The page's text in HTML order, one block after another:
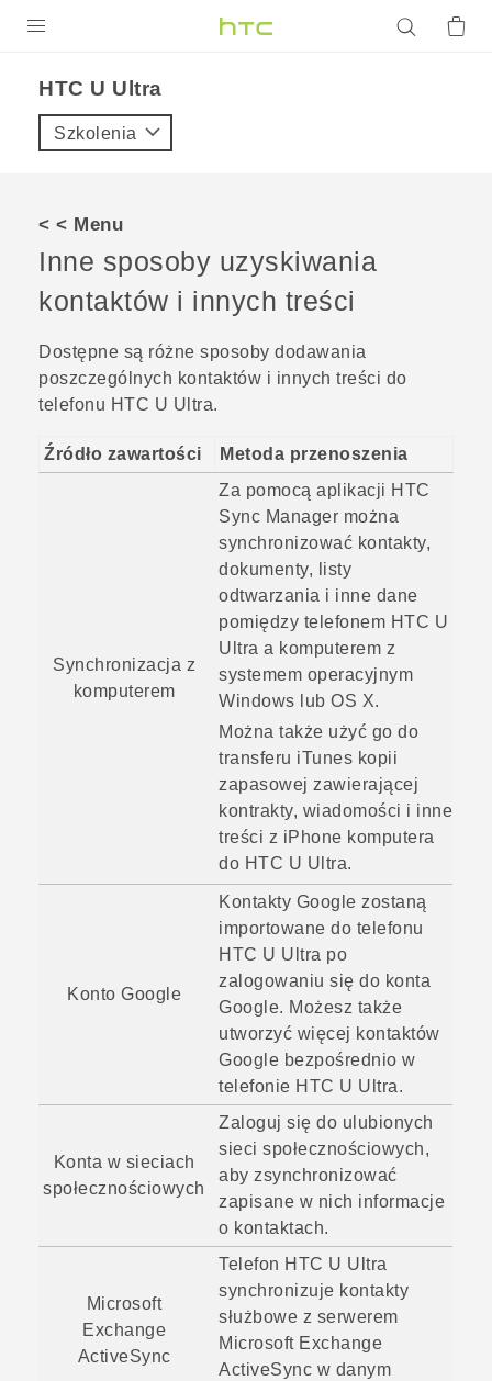
VIVE
VIVERSE
POMOC TECHNICZNA
Urządzenia i akcesoria HTC
Zaloguj się
HTC U Ultra‎
Szkolenia
< < Menu
Inne sposoby uzyskiwania
kontaktów i innych treści
Dostępne są różne sposoby dodawania
poszczególnych kontaktów i innych treści do
telefonu HTC U Ultra.
Źródło zawartości Metoda przenoszenia
Synchronizacja z
komputerem
Za pomocą aplikacji HTC
Sync Manager można
synchronizować kontakty,
dokumenty, listy
odtwarzania i inne dane
pomiędzy telefonem HTC U
Ultra a komputerem z
systemem operacyjnym
Windows lub OS X.
Można także użyć go do
transferu iTunes kopii
zapasowej zawierającej
kontrakty, wiadomości i inne
treści z iPhone komputera
do HTC U Ultra.
Konto Google
Kontakty Google zostaną
importowane do telefonu
HTC U Ultra po
zalogowaniu się do konta
Google. Możesz także
utworzyć więcej kontaktów
Google bezpośrednio w
telefonie HTC U Ultra.
Konta w sieciach
społecznościowych
Zaloguj się do ulubionych
sieci społecznościowych,
aby zsynchronizować
zapisane w nich informacje
o kontaktach.
Microsoft
Exchange
ActiveSync
Telefon HTC U Ultra
synchronizuje kontakty
służbowe z serwerem
MicrosoftExchange
ActiveSync w danym